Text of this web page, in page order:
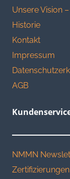
Unsere Vision
Historie
Kontakt
Impressum
AGB
NMMN
Zertifizierungen